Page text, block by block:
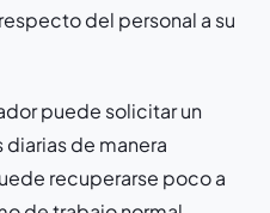
del personal a su
puede solicitar un
de manera
recuperarse poco a